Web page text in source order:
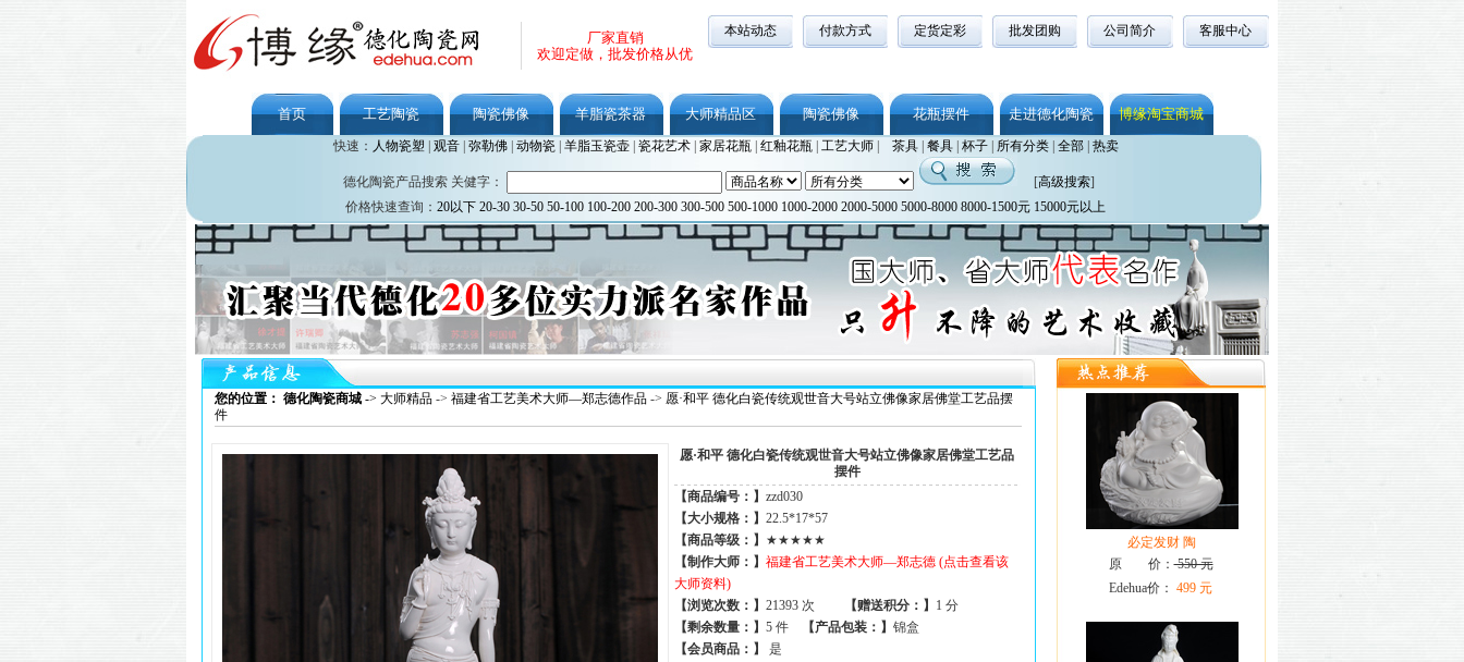
厂家直销
欢迎定做，批发价格从优
本站动态 付款方式 定货定彩 批发团购 公司简介 客服中心
首页 工艺陶瓷 陶瓷佛像 羊脂瓷茶器 大师精品区 陶瓷佛像 花瓶摆件 走进德化陶瓷 博缘淘宝商城
快速： 人物瓷塑 观音| 弥勒佛| 动物瓷| 羊脂玉瓷壶| 瓷花艺术| 家居花瓶| 红釉花瓶| 工艺大师| 茶具| 餐具| 杯子| 所有分类| 全部| 热卖
德化陶瓷产品搜索 关健字： [高级搜索]
价格快速查询： 20以下 20-30 30-50 50-100 100-200 200-300 300-500 500-1000 1000-2000 2000-5000 5000-8000 8000-1500元 15000元以上
您的位置： 德化陶瓷商城 -> 大师精品 -> 福建省工艺美术大师—郑志德作品 -> 愿·和平 德化白瓷传统观世音大号站立佛像家居佛堂工艺品摆
件
愿·和平 德化白瓷传统观世音大号站立佛像家居佛堂工艺品
摆件
【商品编号：】 zzd030
【大小规格：】 22.5*17*57
【商品等级：】
★★★★★
【制作大师：】 福建省工艺美术大师—郑志德 (点击查看该
大师资料)
【浏览次数：】 21393 次 【赠送积分：】
1 分
【剩余数量：】 5 件【产品包装：】 锦盒
【会员商品： 】
是
必定发财 陶
原 价：550 元
Edehua价： 499 元